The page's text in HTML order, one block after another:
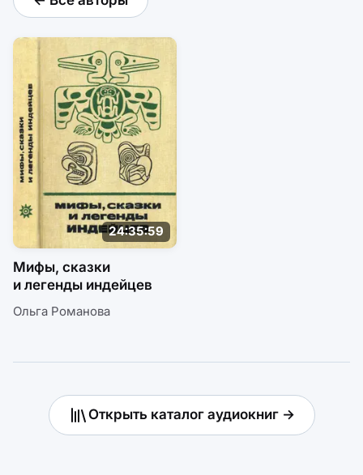
24:35:59
Мифы, сказки
и легенды индейцев
Ольга Романова
Открыть каталог аудиокниг →